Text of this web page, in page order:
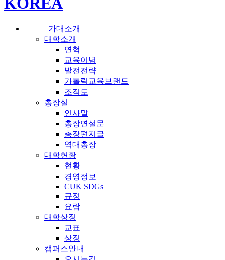
가대소개
대학소개
연혁
교육이념
발전전략
가톨릭교육브랜드
조직도
총장실
인사말
총장연설문
총장편지글
역대총장
대학현황
현황
경영정보
CUK SDGs
규정
요람
대학상징
교표
상징
캠퍼스안내